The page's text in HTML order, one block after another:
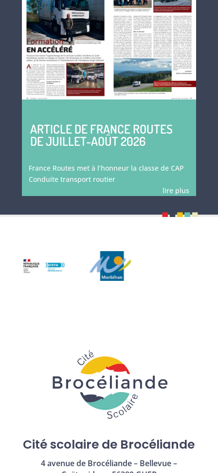
ARTICLE DE FRANCE ROUTES
DE JUILLET-AOÛT 2026
France Routes met à l’honneur la classe de CAP
Conduite transport routier
lire plus
Cité scolaire de Brocéliande
4 avenue de Brocéliande – Bellevue –